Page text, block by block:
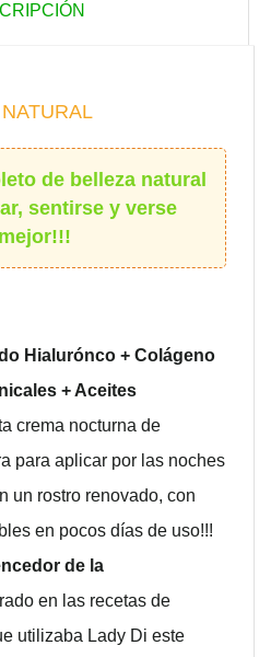
de belleza natural
sentirse y verse
mejor!!!
Hialurónco + Colágeno
+ Aceites
crema nocturna de
para aplicar por las noches
un rostro renovado, con
en pocos días de uso!!!
de la
en las recetas de
utilizaba Lady Di este